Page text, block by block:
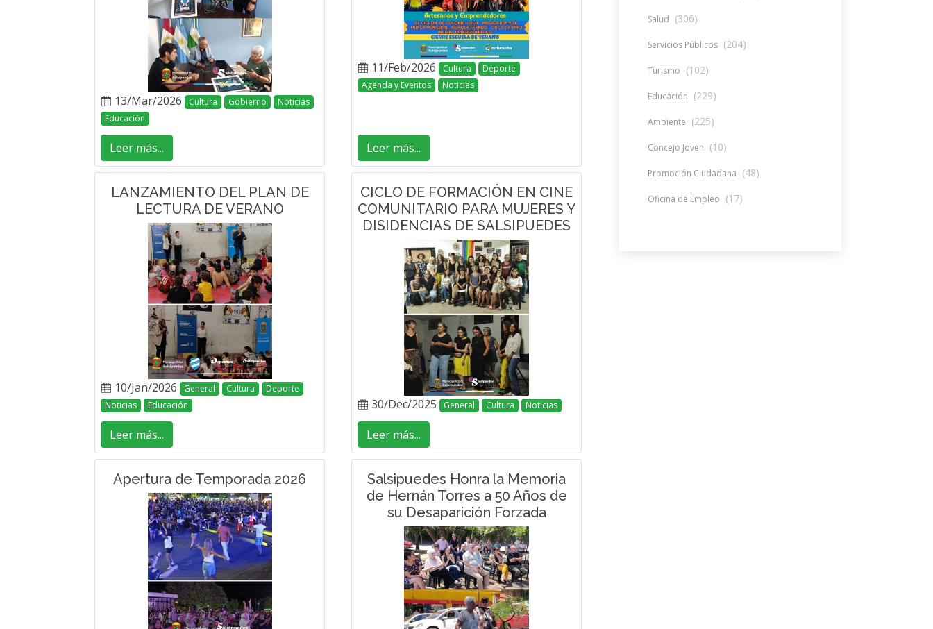
13/Mar/2026 Cultura Gobierno
Noticias
Educación
Leer más...
11/Feb/2026 Cultura
Deporte
Agenda y Eventos
Noticias
Leer más...
LANZAMIENTO DEL PLAN DE
LECTURA DE VERANO
10/Jan/2026 General Cultura
Deporte
Noticias
Educación
Leer más...
CICLO DE FORMACIÓN EN CINE
COMUNITARIO PARA MUJERES Y
DISIDENCIAS DE SALSIPUEDES
30/Dec/2025 General Cultura Noticias
Leer más...
Apertura de Temporada 2026
Salsipuedes Honra la Memoria
de Hernán Torres a 50 Años de
su Desaparición Forzada
Salud (306)
Servicios Públicos (204)
Turismo (102)
Educación (229)
Ambiente (225)
Concejo Joven (10)
Promoción Ciudadana (48)
Oficina de Empleo (17)